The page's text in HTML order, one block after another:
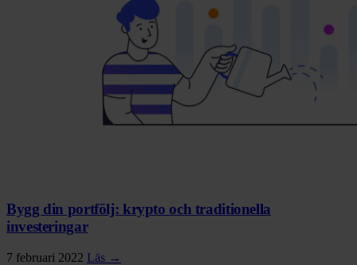
Bygg din portfölj: krypto och traditionella
investeringar
7 februari 2022 Läs →